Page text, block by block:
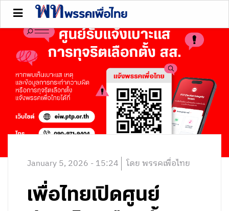
January 5, 2026 - 15:24 โดย พรรคเพื่อไทย
เพื่อไทยเปิดศูนย์